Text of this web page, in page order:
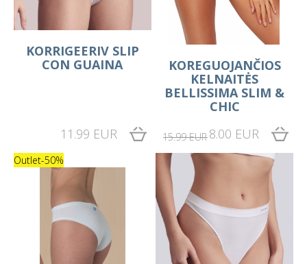
KORRIGEERIV SLIP
CON GUAINA
11.99 EUR
KOREGUOJANČIOS
KELNAITĖS
BELLISSIMA SLIM &
CHIC
15.99 EUR8.00 EUR
Outlet-50%